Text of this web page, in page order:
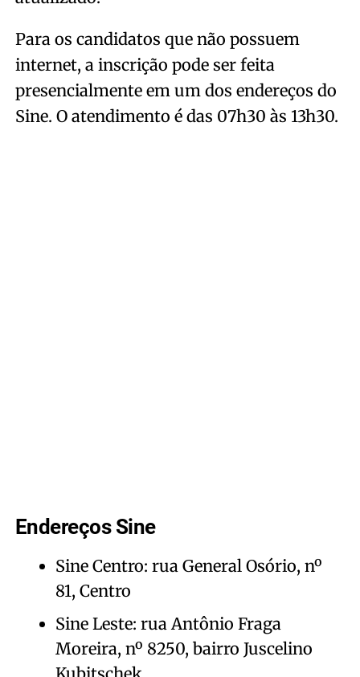
Para os candidatos que não possuem
internet, a inscrição pode ser feita
presencialmente em um dos endereços do
Sine. O atendimento é das 07h30 às 13h30.
Endereços Sine
Sine Centro: rua General Osório, nº
81, Centro
Sine Leste: rua Antônio Fraga
Moreira, nº 8250, bairro Juscelino